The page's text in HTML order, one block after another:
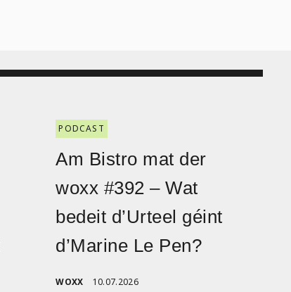
PODCAST
Am Bistro mat der
woxx #392 – Wat
bedeit d’Urteel géint
d’Marine Le Pen?
WOXX 10.07.2026